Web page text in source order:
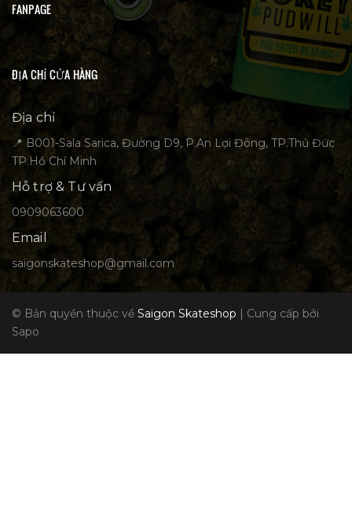
FANPAGE
ĐỊA CHỈ CỬA HÀNG
Địa chỉ
📍 B001-Sala Sarica, Đường D9, P.An Lợi Đông, TP.Thủ Đức
TP.Hồ Chí Minh
Hỗ trợ & Tư vấn
0909063600
Email
saigonskateshop@gmail.com
© Bản quyền thuộc về Saigon Skateshop | Cung cấp bởi
Sapo